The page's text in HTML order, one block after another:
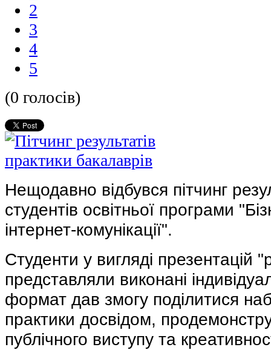
2
3
4
5
(0 голосів)
Нещодавно відбувся пітчинг
студентів освітньої програми
інтернет-комунікації".
Студенти у вигляді презентацій
представляли виконані
формат дав змогу поділитися
практики досвідом,
публічного виступу та